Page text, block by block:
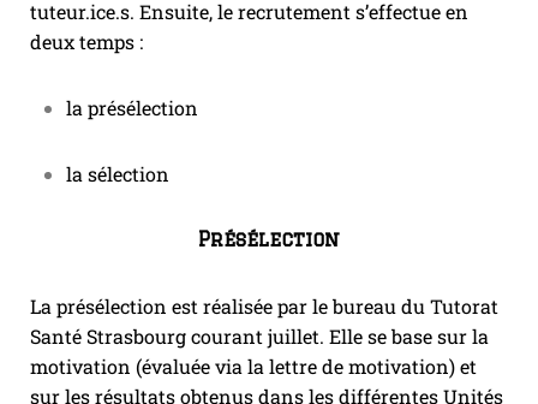
tuteur.ice.s. Ensuite, le recrutement s’effectue en
deux temps :
la présélection
la sélection
Présélection
La présélection est réalisée par le bureau du Tutorat
Santé Strasbourg courant juillet. Elle se base sur la
motivation (évaluée via la lettre de motivation) et
sur les résultats obtenus dans les différentes Unités